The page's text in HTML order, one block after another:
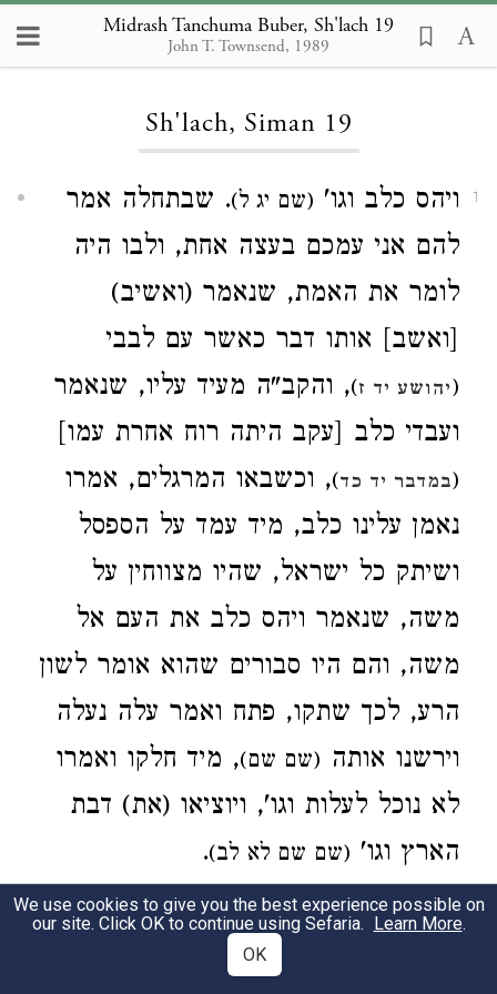
Midrash Tanchuma Buber, Sh'lach 19
John T. Townsend, 1989
Loading...
Sh'lach, Siman 19
1 ויהס כלב וגו' (שם יג ל). שבתחלה אמר
להם אני עמכם בעצה אחת, ולבו היה
לומר את האמת, שנאמר (ואשיב)
[ואשב] אותו דבר כאשר עם לבבי
(יהושע יד ז), והקב"ה מעיד עליו, שנאמר
ועבדי כלב [עקב היתה רוח אחרת עמו]
(במדבר יד כד), וכשבאו המרגלים, אמרו
נאמן עלינו כלב, מיד עמד על הספסל
ושיתק כל ישראל, שהיו מצווחין על
משה, שנאמר ויהס כלב את העם אל
משה, והם היו סבורים שהוא אומר לשון
הרע, לכך שתקו, פתח ואמר עלה נעלה
וירשנו אותה (שם שם), מיד חלקו ואמרו
לא נוכל לעלות וגו', ויוציאו (את) דבת
הארץ וגו' (שם שם לא לב).
(Numb. 13:30:)THEN CALEB HUSHED <THE
PEOPLE BEFORE MOSES> …, when at first
he said to them: I am of the same opinion
We use cookies to give you the best experience possible on
our site. Click OK to continue using Sefaria. Learn More.
OK